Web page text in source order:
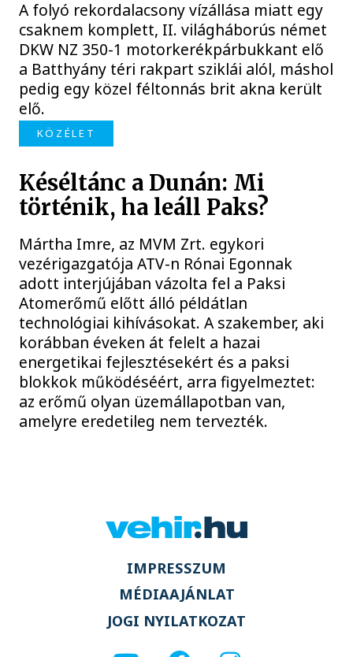
A folyó rekordalacsony vízállása miatt egy
csaknem komplett, II. világháborús német
DKW NZ 350-1 motorkerékpárbukkant elő
a Batthyány téri rakpart sziklái alól, máshol
pedig egy közel féltonnás brit akna került
elő.
KÖZÉLET
Késéltánc a Dunán: Mi
történik, ha leáll Paks?
Mártha Imre, az MVM Zrt. egykori
vezérigazgatója ATV-n Rónai Egonnak
adott interjújában vázolta fel a Paksi
Atomerőmű előtt álló példátlan
technológiai kihívásokat. A szakember, aki
korábban éveken át felelt a hazai
energetikai fejlesztésekért és a paksi
blokkok működéséért, arra figyelmeztet:
az erőmű olyan üzemállapotban van,
amelyre eredetileg nem tervezték.
IMPRESSZUM
MÉDIAAJÁNLAT
JOGI NYILATKOZAT